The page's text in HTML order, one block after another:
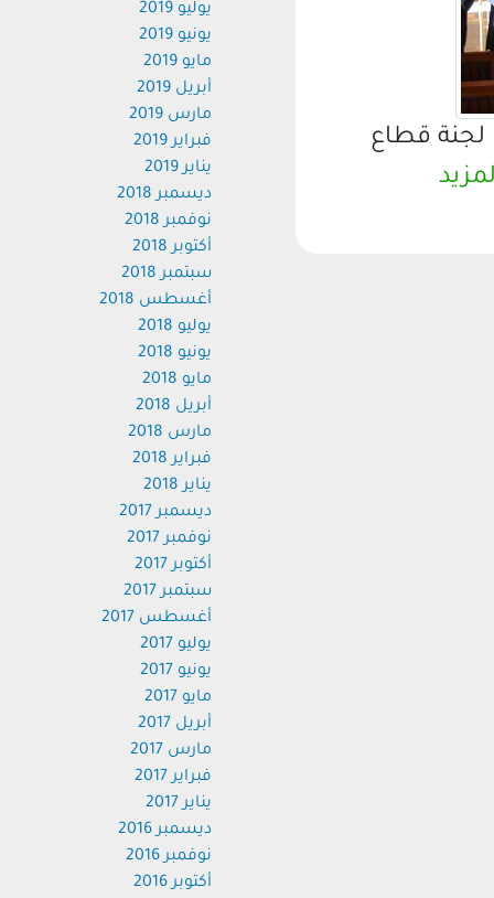
قطاع
يوليو 2019
يونيو 2019
مايو 2019
أبريل 2019
مارس 2019
فبراير 2019
يناير 2019
ديسمبر 2018
نوفمبر 2018
أكتوبر 2018
سبتمبر 2018
أغسطس 2018
يوليو 2018
يونيو 2018
مايو 2018
أبريل 2018
مارس 2018
فبراير 2018
يناير 2018
ديسمبر 2017
نوفمبر 2017
أكتوبر 2017
سبتمبر 2017
أغسطس 2017
يوليو 2017
يونيو 2017
مايو 2017
أبريل 2017
مارس 2017
فبراير 2017
يناير 2017
ديسمبر 2016
نوفمبر 2016
أكتوبر 2016